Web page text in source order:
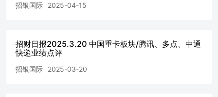
价于未来12个月预期表现跑赢大市指标同步大市:行业股价
际环球市场”)为招银国际金融有限公司之全资附属公司(招
银国际金融有限公司为招商银行之全资附属公司) 重要披露
本报告内所提及的任何投资都可能涉及相当大的风险。报告
招银国际 2025-04-15
招财日报2025.3.20 中国重卡板块/腾讯、多点、中通
快递业绩点评
招银国际 2025-03-20